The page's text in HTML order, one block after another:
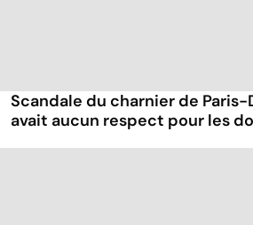
Scandale du charnier de Paris-
avait aucun respect pour les